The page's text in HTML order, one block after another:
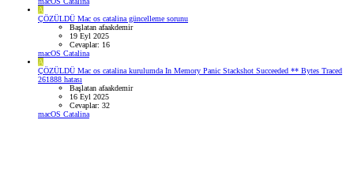
A
ÇÖZÜLDÜ Mac os catalina güncelleme sorunu
Başlatan afaakdemir
19 Eyl 2025
Cevaplar: 16
macOS Catalina
A
ÇÖZÜLDÜ Mac os catalina kurulumda In Memory Panic Stackshot Succeeded ** Bytes Traced
261888 hatası
Başlatan afaakdemir
16 Eyl 2025
Cevaplar: 32
macOS Catalina